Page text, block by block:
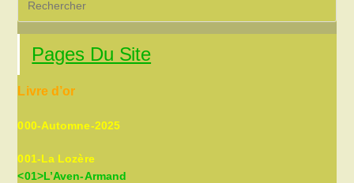
Pages Du Site
Livre d’or
000-Automne-2025
001-La Lozère
<01>L’Aven-Armand